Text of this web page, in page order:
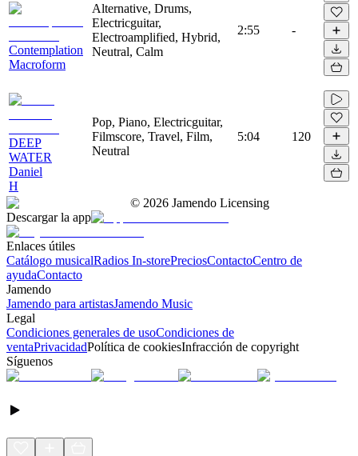
Contemplation
Macroform
Alternative, Drums,
Electricguitar,
Electroamplified, Hybrid,
Neutral, Calm
2:55 -
DEEP
WATER
Daniel
H
Pop, Piano, Electricguitar,
Filmscore, Travel, Film,
Neutral
5:04 120
© 2026 Jamendo Licensing
Descargar la app
Enlaces útiles
Catálogo musicalRadios In-storePreciosContactoCentro de
ayudaContacto
Jamendo
Jamendo para artistasJamendo Music
Legal
Condiciones generales de usoCondiciones de
ventaPrivacidadPolítica de cookiesInfracción de copyright
Síguenos